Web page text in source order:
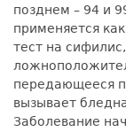
позднем – 94 и
применяется
тест на
передающееся
вызывает
Заболевание